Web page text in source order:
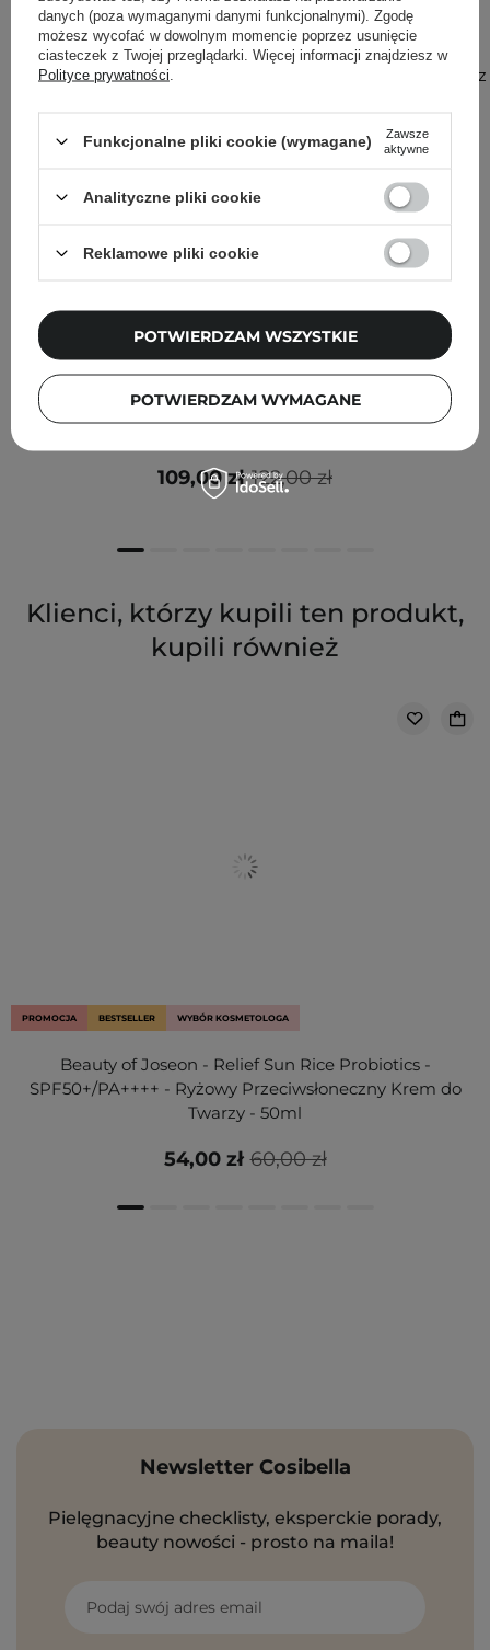
Inni klienci sprawdzali również
122,00 zł
109,00 zł
Zobacz
Klienci, którzy kupili ten produkt,
kupili również
PROMOCJA BESTSELLER WYBÓR KOSMETOLOGA
Beauty of Joseon - Relief Sun Rice Probiotics -
SPF50+/PA++++ - Ryżowy Przeciwsłoneczny Krem do
Twarzy - 50ml
60,00 zł
54,00 zł
Newsletter Cosibella
Pielęgnacyjne checklisty, eksperckie porady,
beauty nowości - prosto na maila!
Podaj swój adres email
danych (poza wymaganymi danymi funkcjonalnymi). Zgodę
możesz wycofać w dowolnym momencie poprzez usunięcie
ciasteczek z Twojej przeglądarki. Więcej informacji znajdziesz w
Polityce prywatności
Funkcjonalne pliki cookie (wymagane)
Zawsze
aktywne
Analityczne pliki cookie
Reklamowe pliki cookie
POTWIERDZAM WYMAGANE
POTWIERDZAM WSZYSTKIE